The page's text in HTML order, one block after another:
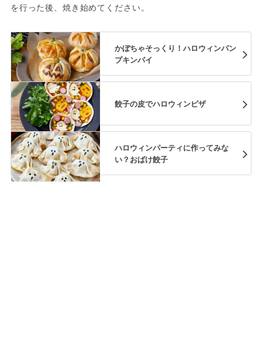
を行った後、焼き始めてください。
かぼちゃそっくり！ハロウィンパン
プキンパイ
餃子の皮でハロウィンピザ
ハロウィンパーティに作ってみな
い？おばけ餃子